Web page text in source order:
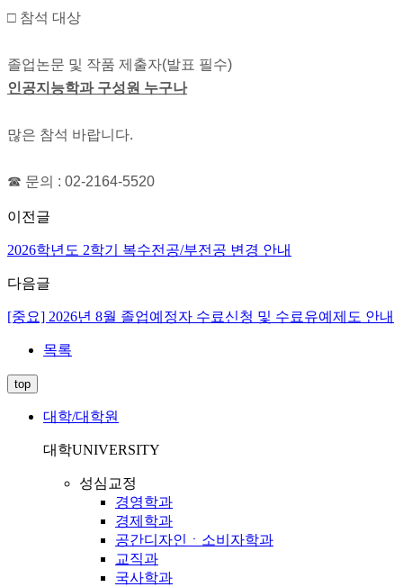
□ 참석 대상
졸업논문 및 작품 제출자(발표 필수)
인공지능학과 구성원 누구나
많은 참석 바랍니다.
☎ 문의 : 02-2164-5520
이전글
2026학년도 2학기 복수전공/부전공 변경 안내
다음글
[중요] 2026년 8월 졸업예정자 수료신청 및 수료유예제도 안내
목록
top
대학/대학원
대학UNIVERSITY
성심교정
경영학과
경제학과
공간디자인ㆍ소비자학과
교직과
국사학과